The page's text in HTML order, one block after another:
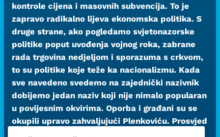
kontrole cijena i masovnih subvencija. To je
zapravo radikalno lijeva ekonomska politika. S
druge strane, ako pogledamo svjetonazorske
politike poput uvođenja vojnog roka, zabrane
rada trgovina nedjeljom i sporazuma s crkvom,
to su politike koje teže ka nacionalizmu. Kada
sve navedeno svedemo na zajednički nazivnik
dobijemo jedan naziv koji nije nimalo popularan
u povijesnim okvirima. Oporba i građani su se
okupili upravo zahvaljujući Plenkoviću. Prosvjed